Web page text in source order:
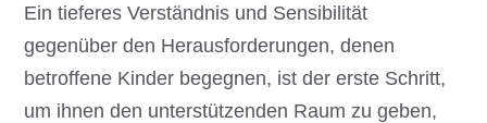
Ein tieferes Verständnis und Sensibilität
gegenüber den Herausforderungen, denen
betroffene Kinder begegnen, ist der erste Schritt,
um ihnen den unterstützenden Raum zu geben,